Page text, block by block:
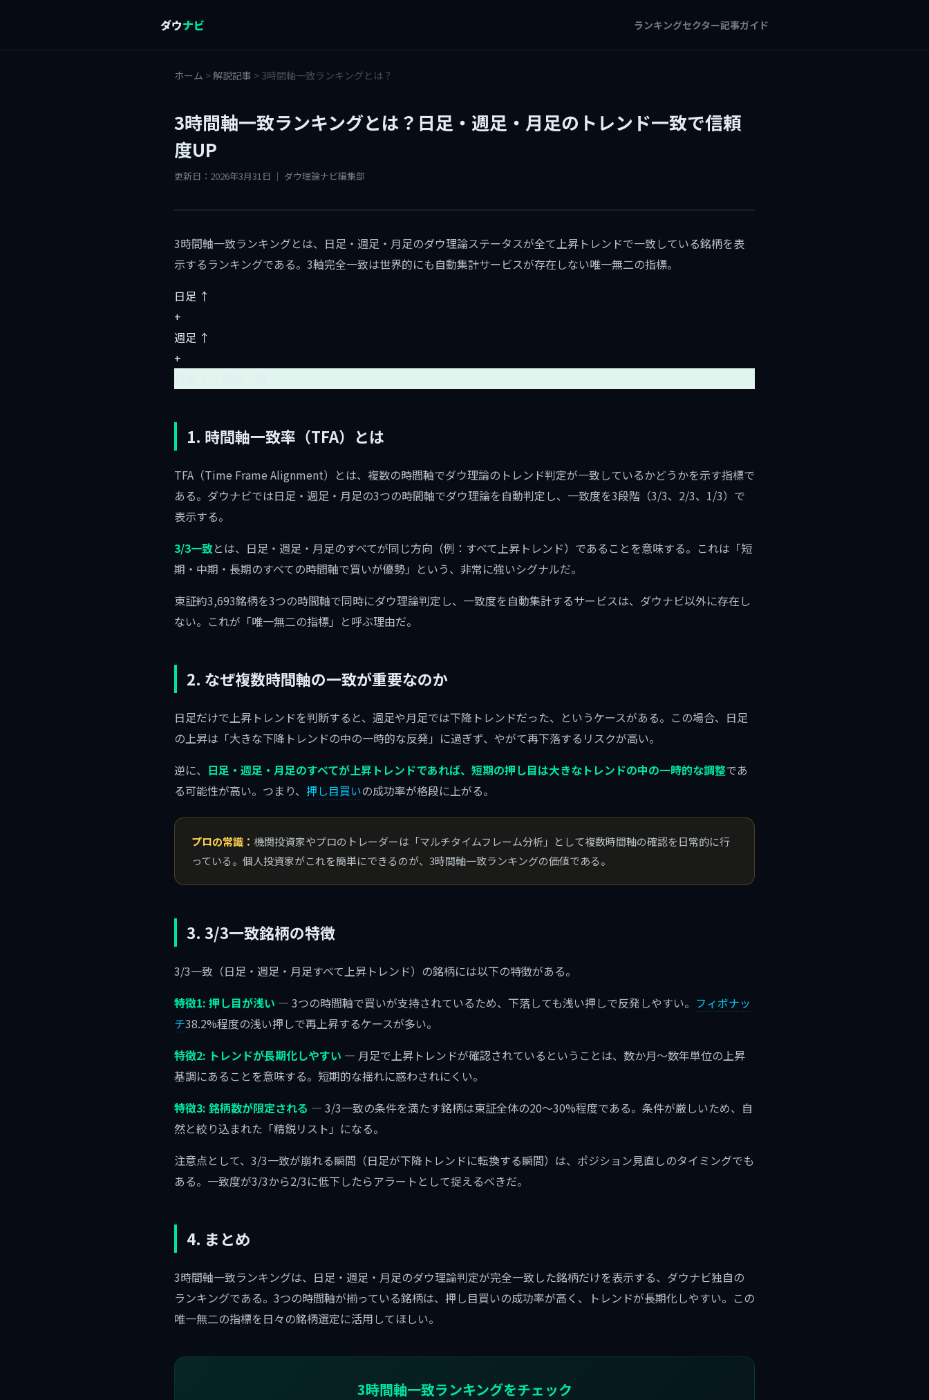
ダウナビ ランキングセクター記事ガイド
ホーム >解説記事 > 3時間軸一致ランキングとは？
3時間軸一致ランキングとは？日足・週足・月足のトレンド一致で信頼
度UP
更新日：2026年3月31日 ｜ ダウ理論ナビ編集部
3時間軸一致ランキングとは、日足・週足・月足のダウ理論ステータスが全て上昇トレンドで一致している銘柄を表
示するランキングである。3軸完全一致は世界的にも自動集計サービスが存在しない唯一無二の指標。
日足 ↑
+
週足 ↑
+
1. 時間軸一致率（TFA）とは
TFA（Time Frame Alignment）とは、複数の時間軸でダウ理論のトレンド判定が一致しているかどうかを示す指標で
ある。ダウナビでは日足・週足・月足の3つの時間軸でダウ理論を自動判定し、一致度を3段階（3/3、2/3、1/3）で
表示する。
3/3一致とは、日足・週足・月足のすべてが同じ方向（例：すべて上昇トレンド）であることを意味する。これは「短
期・中期・長期のすべての時間軸で買いが優勢」という、非常に強いシグナルだ。
東証約3,693銘柄を3つの時間軸で同時にダウ理論判定し、一致度を自動集計するサービスは、ダウナビ以外に存在し
ない。これが「唯一無二の指標」と呼ぶ理由だ。
2. なぜ複数時間軸の一致が重要なのか
日足だけで上昇トレンドを判断すると、週足や月足では下降トレンドだった、というケースがある。この場合、日足
の上昇は「大きな下降トレンドの中の一時的な反発」に過ぎず、やがて再下落するリスクが高い。
逆に、 日足・週足・月足のすべてが上昇トレンドであれば、短期の押し目は大きなトレンドの中の一時的な調整であ
る可能性が高い。つまり、 押し目買いの成功率が格段に上がる。
プロの常識： 機関投資家やプロのトレーダーは「マルチタイムフレーム分析」として複数時間軸の確認を日常的に行
っている。個人投資家がこれを簡単にできるのが、3時間軸一致ランキングの価値である。
3. 3/3一致銘柄の特徴
3/3一致（日足・週足・月足すべて上昇トレンド）の銘柄には以下の特徴がある。
特徴1: 押し目が浅い — 3つの時間軸で買いが支持されているため、下落しても浅い押しで反発しやすい。 フィボナッ
チ38.2%程度の浅い押しで再上昇するケースが多い。
特徴2: トレンドが長期化しやすい — 月足で上昇トレンドが確認されているということは、数か月〜数年単位の上昇
基調にあることを意味する。短期的な揺れに惑わされにくい。
特徴3: 銘柄数が限定される — 3/3一致の条件を満たす銘柄は東証全体の20〜30%程度である。条件が厳しいため、自
然と絞り込まれた「精鋭リスト」になる。
注意点として、3/3一致が崩れる瞬間（日足が下降トレンドに転換する瞬間）は、ポジション見直しのタイミングでも
ある。一致度が3/3から2/3に低下したらアラートとして捉えるべきだ。
4. まとめ
3時間軸一致ランキングは、日足・週足・月足のダウ理論判定が完全一致した銘柄だけを表示する、ダウナビ独自の
ランキングである。3つの時間軸が揃っている銘柄は、押し目買いの成功率が高く、トレンドが長期化しやすい。この
唯一無二の指標を日々の銘柄選定に活用してほしい。
3時間軸一致ランキングをチェック